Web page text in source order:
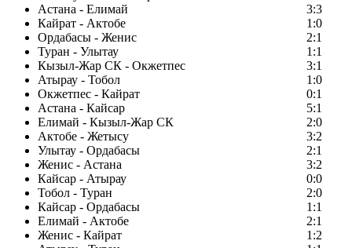
Астана - Елимай
3:3
Кайрат - Актобе
1:0
Ордабасы - Женис
2:1
Туран - Улытау
1:1
Кызыл-Жар СК - Окжетпес
3:1
Атырау - Тобол
1:0
Окжетпес - Кайрат
0:1
Астана - Кайсар
5:1
Елимай - Кызыл-Жар СК
2:0
Актобе - Жетысу
3:2
Улытау - Ордабасы
2:1
Женис - Астана
3:2
Кайсар - Атырау
0:0
Тобол - Туран
2:0
Кайсар - Ордабасы
1:1
Елимай - Актобе
2:1
Женис - Кайрат
1:2